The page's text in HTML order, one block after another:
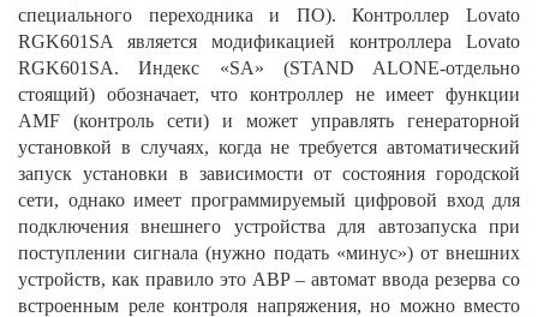
специального переходника и ПО). Контроллер Lovato
RGK601SA является модификацией контроллера Lovato
RGK601SA. Индекс «SA» (STAND ALONE-отдельно
стоящий) обозначает, что контроллер не имеет функции
AMF (контроль сети) и может управлять генераторной
установкой в случаях, когда не требуется автоматический
запуск установки в зависимости от состояния городской
сети, однако имеет программируемый цифровой вход для
подключения внешнего устройства для автозапуска при
поступлении сигнала (нужно подать «минус») от внешних
устройств, как правило это АВР – автомат ввода резерва со
встроенным реле контроля напряжения, но можно вместо